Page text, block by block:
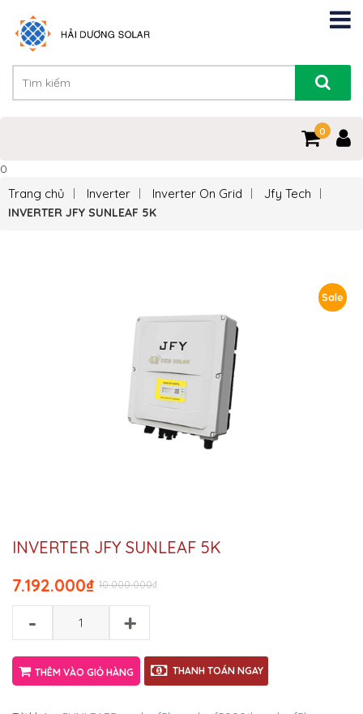
0
0
Trang chủ Inverter Inverter On Grid Jfy Tech
INVERTER JFY SUNLEAF 5K
Sale
INVERTER JFY SUNLEAF 5K
₫
10.000.000
₫
7.192.000
- +
THÊM VÀO GIỎ HÀNG THANH TOÁN NGAY